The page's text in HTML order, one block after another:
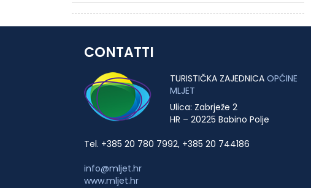
CONTATTI
TURISTIČKA ZAJEDNICA OPĆINE
MLJET
Ulica: Zabrježe 2
HR – 20225 Babino Polje
Tel. +385 20 780 7992, +385 20 744186
info@mljet.hr
www.mljet.hr